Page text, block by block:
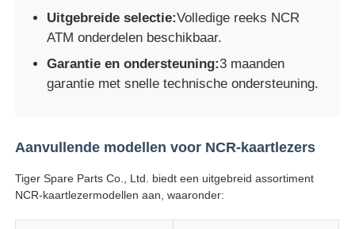
Geldautomaat
Muntrecycler
Uitgebreide selectie:Volledige reeks NCR
ATM onderdelen beschikbaar.
Garantie en ondersteuning:3 maanden
garantie met snelle technische ondersteuning.
Aanvullende modellen voor NCR-kaartlezers
Tiger Spare Parts Co., Ltd. biedt een uitgebreid assortiment
NCR-kaartlezermodellen aan, waaronder: